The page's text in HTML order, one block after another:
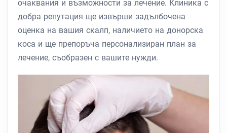
очаквания и възможности за лечение. Клиника с
добра репутация ще извърши задълбочена
оценка на вашия скалп, наличието на донорска
коса и ще препоръча персонализиран план за
лечение, съобразен с вашите нужди.